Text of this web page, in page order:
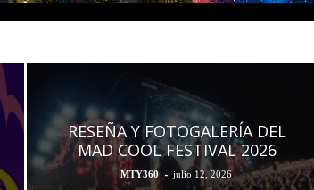
RESEÑA Y FOTOGALERÍA DEL
MAD COOL FESTIVAL 2026
MTY360 - julio 12, 2026